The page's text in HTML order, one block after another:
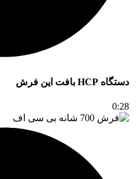
دستگاه HCP بافت این فرش
0:28